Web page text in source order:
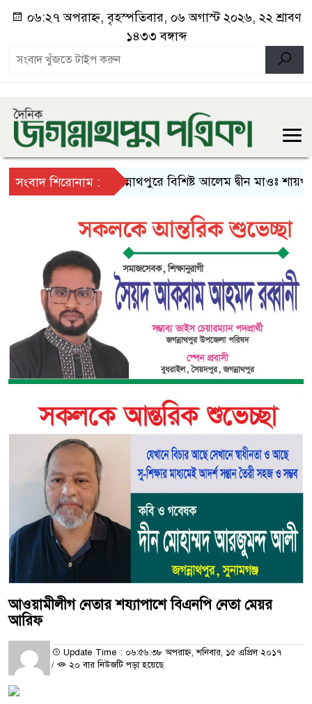
০৬:২৭ অপরাহ্ন, বৃহস্পতিবার, ০৬ অগাস্ট ২০২৬, ২২ শ্রাবণ
১৪৩৩ বঙ্গাব্দ
সংবাদ শিরোনাম :জগন্নাথপুরে বিশিষ্ট আলেম দ্বীন মাওঃ শায়খ
আওয়ামীলীগ নেতার শয্যাপাশে বিএনপি নেতা মেয়র
আরিফ
Update Time : ০৬:৫৬:৩৮ অপরাহ্ন, শনিবার, ১৫ এপ্রিল ২০১৭
/
২০ বার নিউজটি পড়া হয়েছে